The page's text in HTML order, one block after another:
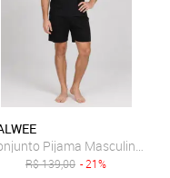
HeringPijama Masculino
R$139,00 - 21%